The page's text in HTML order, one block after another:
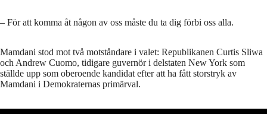
– För att komma åt någon av oss måste du ta dig förbi oss alla.
Mamdani stod mot två motståndare i valet: Republikanen Curtis Sliwa
och Andrew Cuomo, tidigare guvernör i delstaten New York som
ställde upp som oberoende kandidat efter att ha fått storstryk av
Mamdani i Demokraternas primärval.